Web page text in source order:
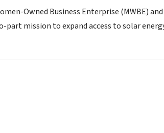
Owned Business Enterprise (MWBE)
mission to expand access to solar